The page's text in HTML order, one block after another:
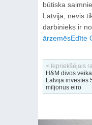
būtiska
Latvijā, nevis
darbinieks ir
ārzemēsEdīte
< Iepriekšējais
H&M divos
Latvijā investēs
miljonus eiro